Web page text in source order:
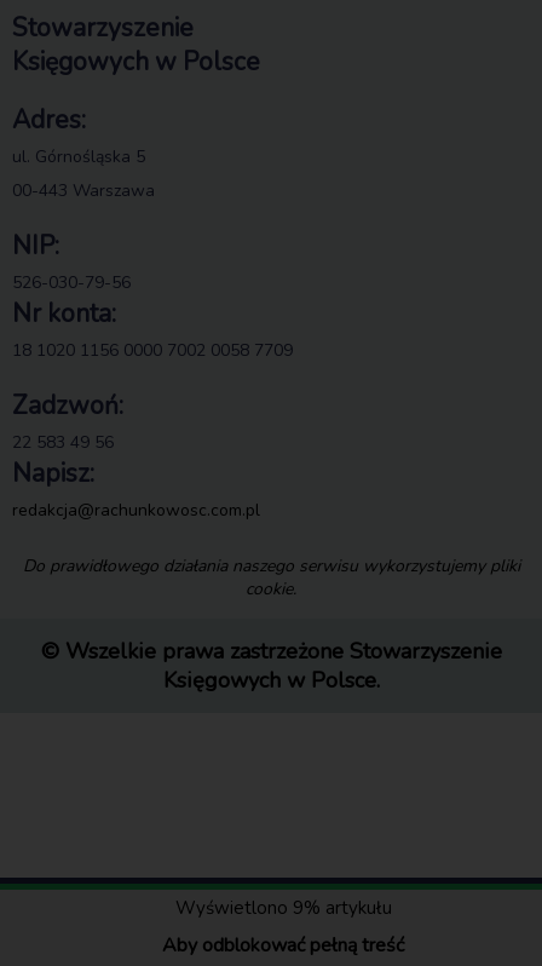
Wyświetlono 9% artykułu
Aby odblokować pełną treść
Stowarzyszenie
Księgowych w Polsce
Adres:
ul. Górnośląska 5
00-443 Warszawa
NIP:
526-030-79-56
Nr konta:
18 1020 1156 0000 7002 0058 7709
Zadzwoń:
22 583 49 56
Napisz:
redakcja@rachunkowosc.com.pl
Do prawidłowego działania naszego serwisu wykorzystujemy pliki
cookie.
© Wszelkie prawa zastrzeżone Stowarzyszenie
Księgowych w Polsce.